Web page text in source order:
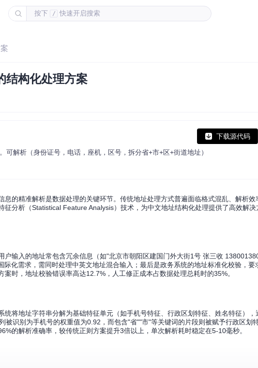
按下 / 快速开启搜索
结构化处理方案
下载源代码
解析（身份证号，电话，座机，区号，拆分省+市+区+街道地址）
的精准解析是数据处理的关键环节。传统地址处理方式普遍面临格式混乱、解析效
分析（Statistical Feature Analysis）技术，为中文地址结构化处理提供了高效解决
输入的地址常包含冗余信息（如"北京市朝阳区建国门外大街1号 张三收
化需求，需同时处理中英文地址混合输入；最后是政务系统的地址标准化校验，要
时，地址校验错误率高达12.7%，人工修正成本占数据处理总耗时的35%。
将地址字符串分解为基础特征单元（如手机号特征、行政区划特征、姓名特征），
识别为手机号的权重值为0.92，而包含"省""市"等关键词的片段则被赋予行政区划
的解析准确率，较传统正则方案提升3倍以上，单次解析耗时稳定在5-10毫秒。